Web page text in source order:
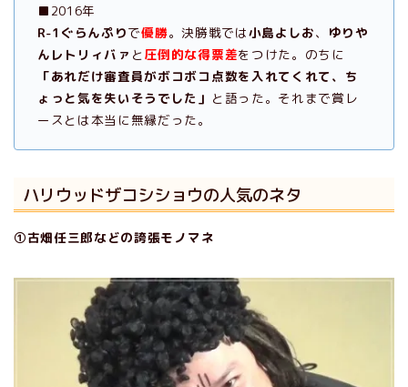
■2016年
R-1ぐらんぷりで優勝。決勝戦では小島よしお、 ゆりや
んレトリィバァ と 圧倒的な得票差をつけた。のちに
「あれだけ審査員がボコボコ点数を入れてくれて、ち
ょっと気を失いそうでした」 と語った。それまで賞レ
ースとは本当に無縁だった。
ハリウッドザコシショウの人気のネタ
①古畑任三郎などの誇張モノマネ